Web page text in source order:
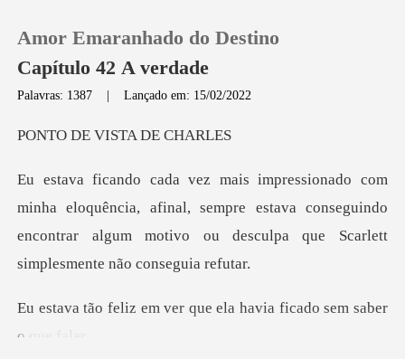
Loja
Histórico
Amor Emaranhado do Destino
Capítulo 42 A verdade
Palavras: 1387 |Lançado em: 15/02/2022
VISTA D
ncia, afinal, sempre estava conseguindo
encontrar algum motivo
ver que ela havia ficad